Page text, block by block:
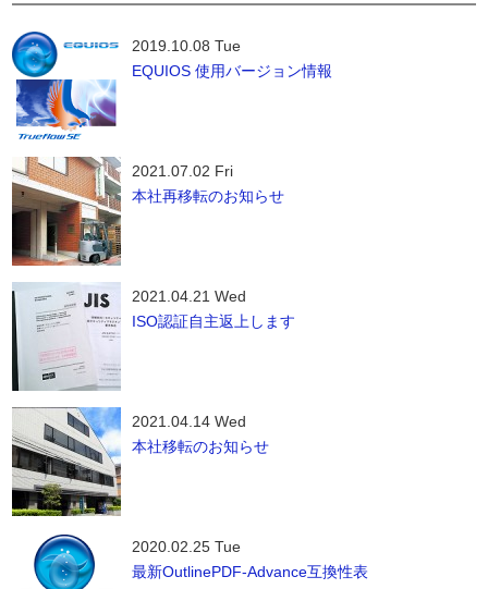
2019.10.08 Tue
EQUIOS 使用バージョン情報
2021.07.02 Fri
本社再移転のお知らせ
2021.04.21 Wed
ISO認証自主返上します
2021.04.14 Wed
本社移転のお知らせ
2020.02.25 Tue
最新OutlinePDF-Advance互換性表